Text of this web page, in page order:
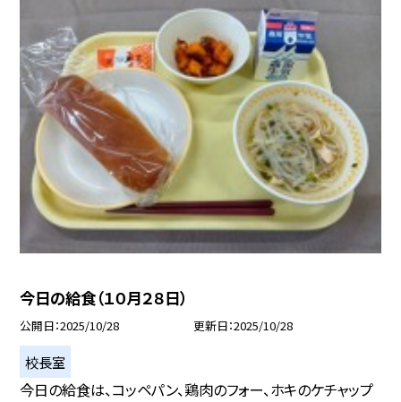
今日の給食（１０月２８日）
公開日 2025/10/28 更新日 2025/10/28
校長室
今日の給食は、コッペパン、鶏肉のフォー、ホキのケチャップ